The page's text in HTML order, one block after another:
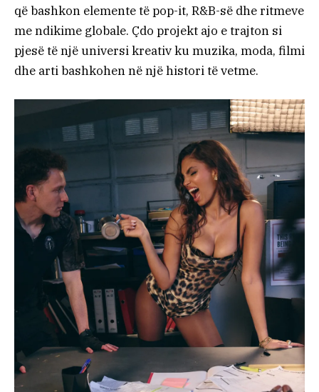
që bashkon elemente të pop-it, R&B-së dhe ritmeve
me ndikime globale. Çdo projekt ajo e trajton si
pjesë të një universi kreativ ku muzika, moda, filmi
dhe arti bashkohen në një histori të vetme.